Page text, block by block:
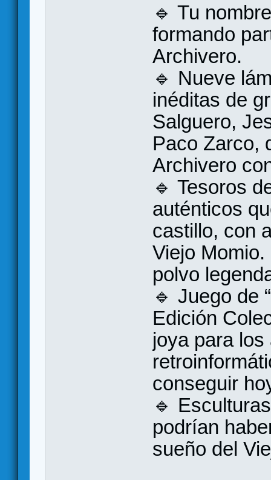
🔹 Tu
formando
Archivero.
🔹 Nueve
inéditas de
Salguero,
Paco Zarco,
Archivero
🔹 Tesoros
auténticos
castillo, con
Viejo
polvo
🔹 Juego de
Edición
joya para
conseguir
🔹
podrían
sueño del